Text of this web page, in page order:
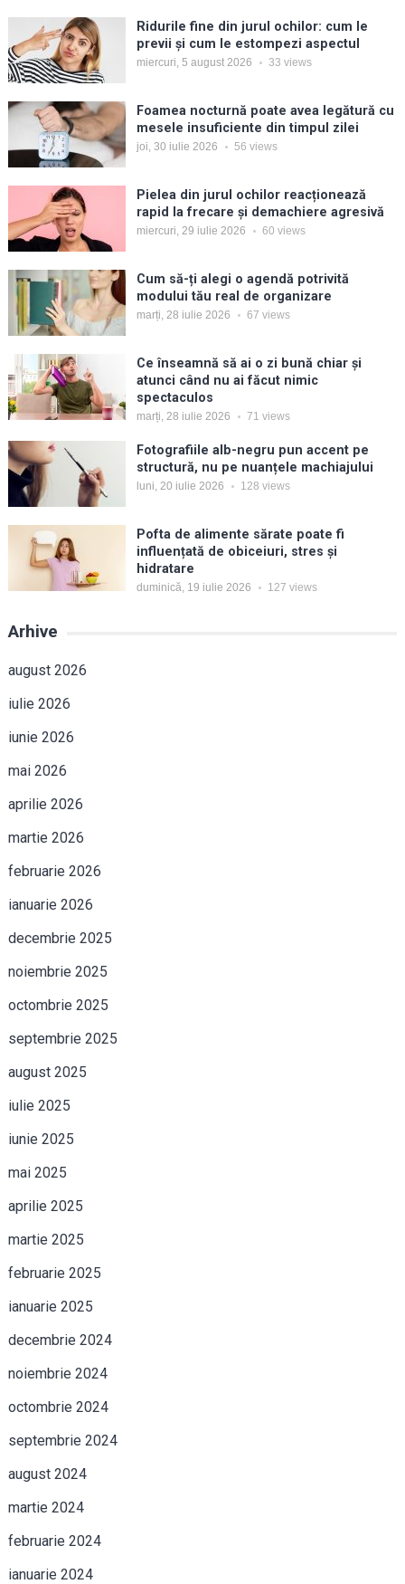
Ridurile fine din jurul ochilor: cum le
previi și cum le estompezi aspectul
miercuri, 5 august 2026 33 views
Foamea nocturnă poate avea legătură cu
mesele insuficiente din timpul zilei
joi, 30 iulie 2026 56 views
Pielea din jurul ochilor reacționează
rapid la frecare și demachiere agresivă
miercuri, 29 iulie 2026 60 views
Cum să-ți alegi o agendă potrivită
modului tău real de organizare
marți, 28 iulie 2026 67 views
Ce înseamnă să ai o zi bună chiar și
atunci când nu ai făcut nimic
spectaculos
marți, 28 iulie 2026 71 views
Fotografiile alb-negru pun accent pe
structură, nu pe nuanțele machiajului
luni, 20 iulie 2026 128 views
Pofta de alimente sărate poate fi
influențată de obiceiuri, stres și
hidratare
duminică, 19 iulie 2026 127 views
Arhive
august 2026
iulie 2026
iunie 2026
mai 2026
aprilie 2026
martie 2026
februarie 2026
ianuarie 2026
decembrie 2025
noiembrie 2025
octombrie 2025
septembrie 2025
august 2025
iulie 2025
iunie 2025
mai 2025
aprilie 2025
martie 2025
februarie 2025
ianuarie 2025
decembrie 2024
noiembrie 2024
octombrie 2024
septembrie 2024
august 2024
martie 2024
februarie 2024
ianuarie 2024